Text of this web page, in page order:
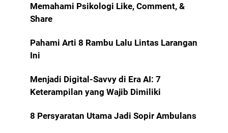
Memahami Psikologi Like, Comment, &
Share
Pahami Arti 8 Rambu Lalu Lintas Larangan
Ini
Menjadi Digital-Savvy di Era AI: 7
Keterampilan yang Wajib Dimiliki
8 Persyaratan Utama Jadi Sopir Ambulans